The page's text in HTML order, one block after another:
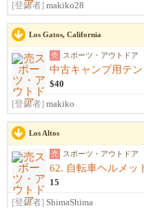
[登録者] makiko28
Los Gatos, California
売 スポーツ・アウトドア
中古キャンプ用テ
$40
[登録者] makiko
Los Altos
売 スポーツ・アウトドア
62. 自転車ヘルメッ
15
[登録者] ShimaShima